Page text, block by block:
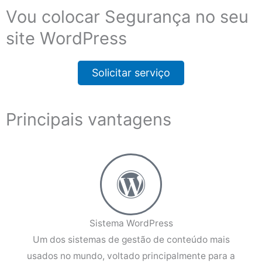
Vou colocar Segurança no seu
site WordPress
Solicitar serviço
Principais vantagens
Sistema WordPress
Um dos sistemas de gestão de conteúdo mais
usados no mundo, voltado principalmente para a